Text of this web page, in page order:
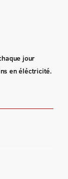
jour
en éléctricité.